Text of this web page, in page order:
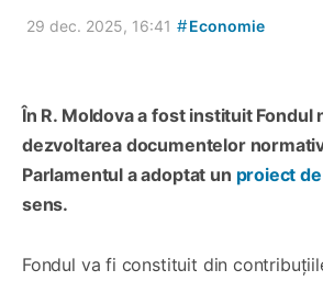
29 dec. 2025, 16:41 #Economie
În R. Moldova a fost instituit Fondul
dezvoltarea documentelor
Parlamentul a adoptat un proiect
sens.
Fondul va fi constituit din